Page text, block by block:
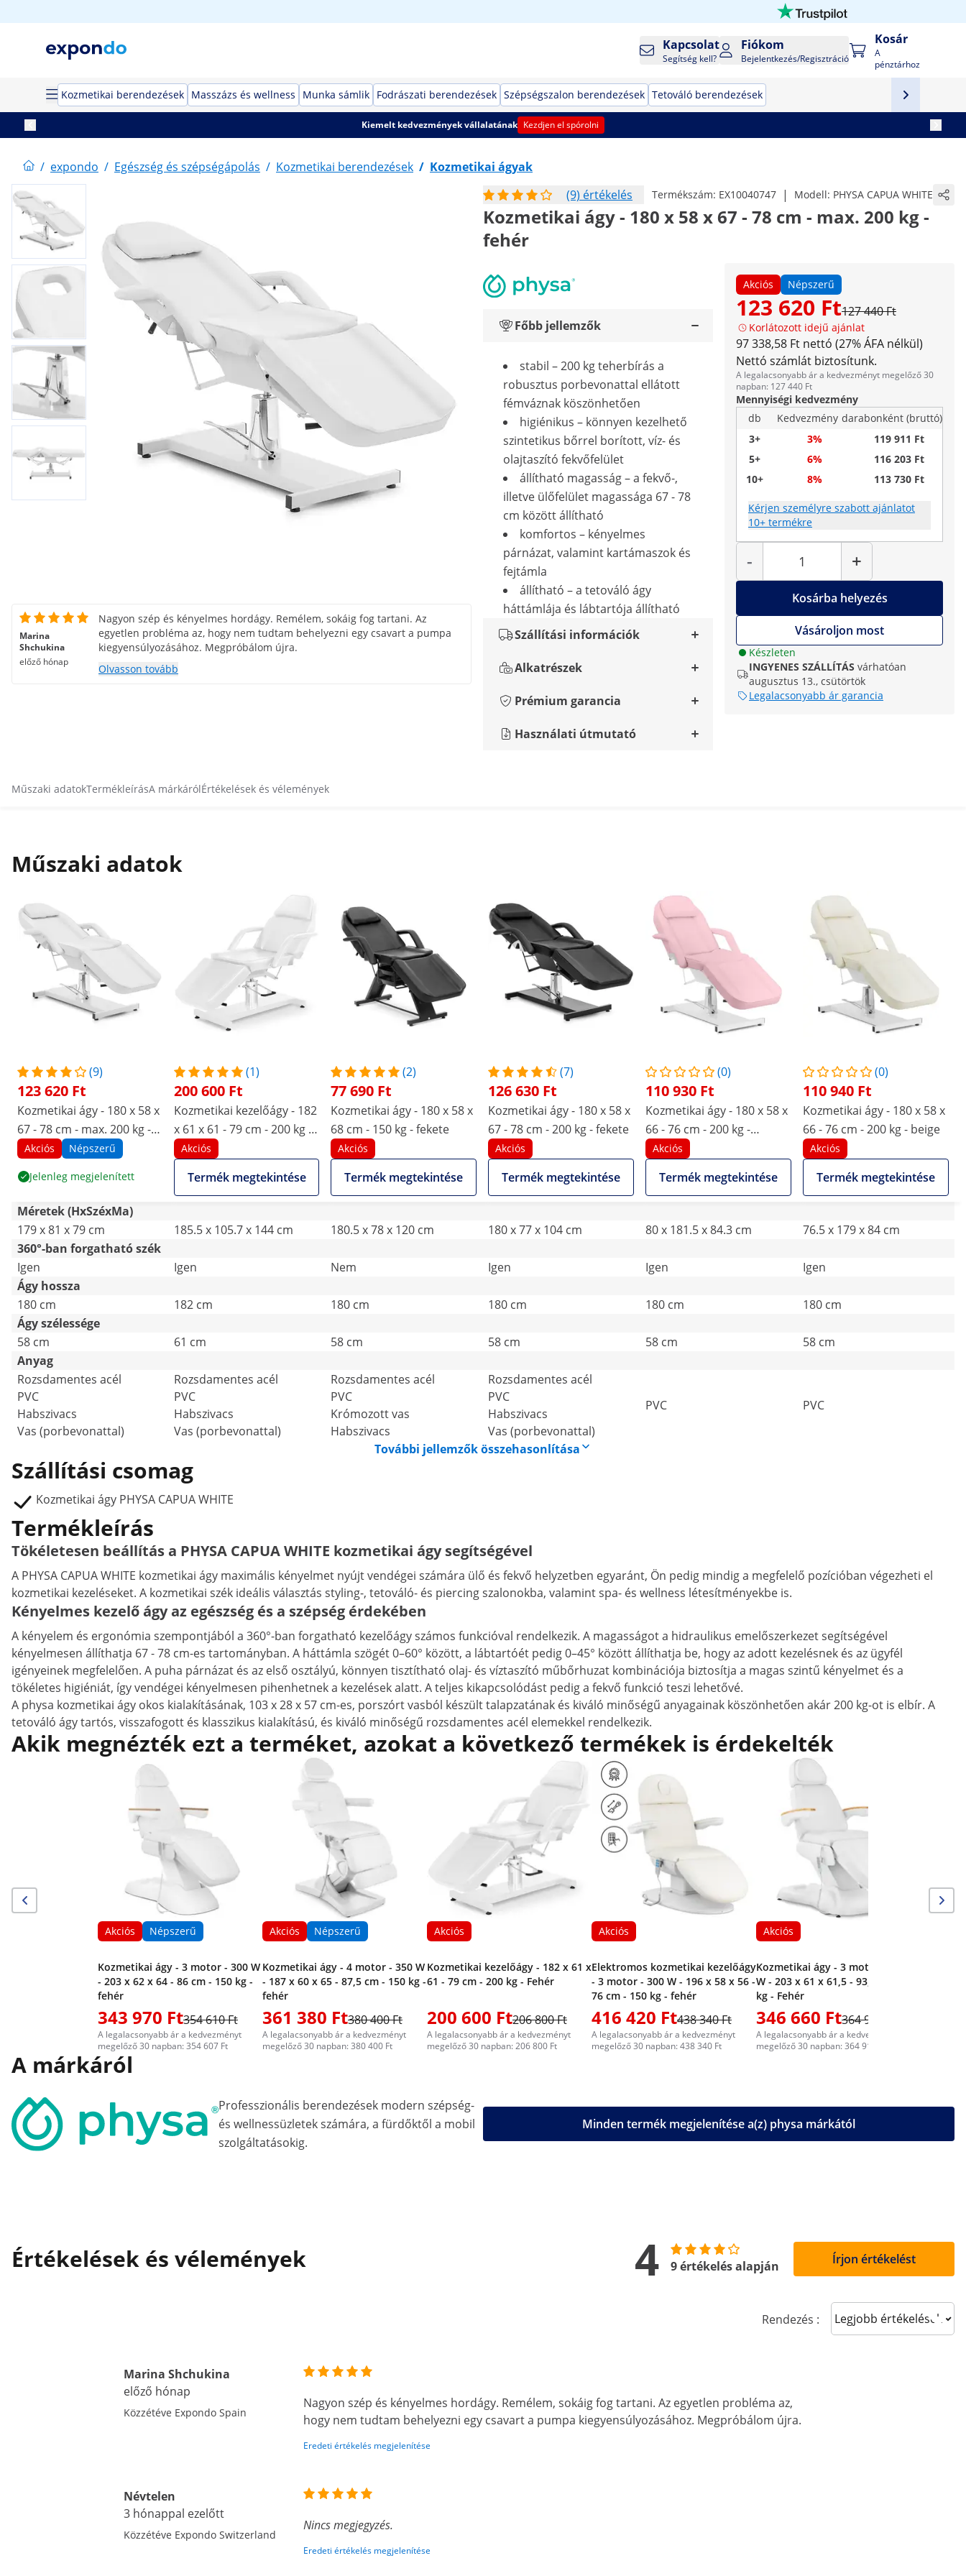
Kapcsolat
Segítség kell?
Fiókom
Bejelentkezés/Regisztráció
Kosár
A
pénztárhoz
Kozmetikai berendezések Masszázs és wellness Munka sámlik Fodrászati berendezések Szépségszalon berendezések Tetováló berendezések
Kiemelt kedvezmények vállalatának Kezdjen el spórolni
/ expondo / Egészség és szépségápolás / Kozmetikai berendezések / Kozmetikai ágyak
(9) értékelés
Termékszám: EX10040747 | Modell: PHYSA CAPUA WHITE
Kozmetikai ágy - 180 x 58 x 67 - 78 cm - max. 200 kg -
fehér
Akciós Népszerű
123 620 Ft127 440 Ft
Korlátozott idejű ajánlat
97 338,58 Ft nettó (27% ÁFA nélkül)
Nettó számlát biztosítunk.
A legalacsonyabb ár a kedvezményt megelőző 30
napban: 127 440 Ft
Mennyiségi kedvezmény
db
Kedvezmény darabonként (bruttó)
3+
3%
119 911 Ft
5+
6%
116 203 Ft
10+
8% 113 730 Ft
Kérjen személyre szabott ajánlatot
10+ termékre
-
Mennyiség
+
Kosárba helyezés
Vásároljon most
Készleten
INGYENES SZÁLLÍTÁS várhatóan
augusztus 13., csütörtök
Legalacsonyabb ár garancia
Főbb jellemzők
stabil – 200 kg teherbírás a
robusztus porbevonattal ellátott
fémváznak köszönhetően
higiénikus – könnyen kezelhető
szintetikus bőrrel borított, víz- és
olajtaszító fekvőfelület
állítható magasság – a fekvő-,
illetve ülőfelület magassága 67 - 78
cm között állítható
komfortos – kényelmes
párnázat, valamint kartámaszok és
fejtámla
állítható – a tetováló ágy
háttámlája és lábtartója állítható
Szállítási információk
Alkatrészek
Prémium garancia
Használati útmutató
Marina
Shchukina
előző hónap
Nagyon szép és kényelmes hordágy. Remélem, sokáig fog tartani. Az
egyetlen probléma az, hogy nem tudtam behelyezni egy csavart a pumpa
kiegyensúlyozásához. Megpróbálom újra.
Olvasson tovább
Műszaki adatokTermékleírásA márkárólÉrtékelések és vélemények
Műszaki adatok
(9)
123 620 Ft
Kozmetikai ágy - 180 x 58 x
67 - 78 cm - max. 200 kg -
fehér
Akciós Népszerű
Jelenleg megjelenített
(1)
200 600 Ft
Kozmetikai kezelőágy - 182
x 61 x 61 - 79 cm - 200 kg -
Fehér
Akciós
Termék megtekintése
(2)
77 690 Ft
Kozmetikai ágy - 180 x 58 x
68 cm - 150 kg - fekete
Akciós
Termék megtekintése
(7)
126 630 Ft
Kozmetikai ágy - 180 x 58 x
67 - 78 cm - 200 kg - fekete
Akciós
Termék megtekintése
(0)
110 930 Ft
Kozmetikai ágy - 180 x 58 x
66 - 76 cm - 200 kg -
rózsaszín
Akciós
Termék megtekintése
(0)
110 940 Ft
Kozmetikai ágy - 180 x 58 x
66 - 76 cm - 200 kg - beige
Akciós
Termék megtekintése
Méretek (HxSzéxMa)
179 x 81 x 79 cm
185.5 x 105.7 x 144 cm 180.5 x 78 x 120 cm 180 x 77 x 104 cm 80 x 181.5 x 84.3 cm
76.5 x 179 x 84 cm
360°-ban forgatható szék
Igen
Igen Nem Igen Igen
Igen
Ágy hossza
180 cm
182 cm 180 cm 180 cm 180 cm
180 cm
Ágy szélessége
58 cm
61 cm 58 cm 58 cm 58 cm
58 cm
Anyag
Rozsdamentes acél
PVC
Habszivacs
Vas (porbevonattal)
Rozsdamentes acél
PVC
Habszivacs
Vas (porbevonattal)
Rozsdamentes acél
PVC
Krómozott vas
Habszivacs
Rozsdamentes acél
PVC
Habszivacs
Vas (porbevonattal)
PVC PVC
További jellemzők összehasonlítása
Szállítási csomag
Kozmetikai ágy PHYSA CAPUA WHITE
Termékleírás
Tökéletesen beállítás a PHYSA CAPUA WHITE kozmetikai ágy segítségével
A PHYSA CAPUA WHITE kozmetikai ágy maximális kényelmet nyújt vendégei számára ülő és fekvő helyzetben egyaránt, Ön pedig mindig a megfelelő pozícióban végezheti el
kozmetikai kezeléseket. A kozmetikai szék ideális választás styling-, tetováló- és piercing szalonokba, valamint spa- és wellness létesítményekbe is.
Kényelmes kezelő ágy az egészség és a szépség érdekében
A kényelem és ergonómia szempontjából a 360°-ban forgatható kezelőágy számos funkcióval rendelkezik. A magasságot a hidraulikus emelőszerkezet segítségével
kényelmesen állíthatja 67 - 78 cm-es tartományban. A háttámla szögét 0–60° között, a lábtartóét pedig 0–45° között állíthatja be, hogy az adott kezelésnek és az ügyfél
igényeinek megfelelően. A puha párnázat és az első osztályú, könnyen tisztítható olaj- és víztaszító műbőrhuzat kombinációja biztosítja a magas szintű kényelmet és a
tökéletes higiéniát, így vendégei kényelmesen pihenhetnek a kezelések alatt. A teljes kikapcsolódást pedig a fekvő funkció teszi lehetővé.
A physa kozmetikai ágy okos kialakításának, 103 x 28 x 57 cm-es, porszórt vasból készült talapzatának és kiváló minőségű anyagainak köszönhetően akár 200 kg-ot is elbír. A
tetováló ágy tartós, visszafogott és klasszikus kialakítású, és kiváló minőségű rozsdamentes acél elemekkel rendelkezik.
Akik megnézték ezt a terméket, azokat a következő termékek is érdekelték
Akciós Népszerű
Kozmetikai ágy - 3 motor - 300 W
- 203 x 62 x 64 - 86 cm - 150 kg -
fehér
343 970 Ft354 610 Ft
A legalacsonyabb ár a kedvezményt
megelőző 30 napban: 354 607 Ft
Akciós Népszerű
Kozmetikai ágy - 4 motor - 350 W
- 187 x 60 x 65 - 87,5 cm - 150 kg -
fehér
361 380 Ft380 400 Ft
A legalacsonyabb ár a kedvezményt
megelőző 30 napban: 380 400 Ft
Akciós
Kozmetikai kezelőágy - 182 x 61 x
61 - 79 cm - 200 kg - Fehér
200 600 Ft206 800 Ft
A legalacsonyabb ár a kedvezményt
megelőző 30 napban: 206 800 Ft
Akciós
Elektromos kozmetikai kezelőágy
- 3 motor - 300 W - 196 x 58 x 56 -
76 cm - 150 kg - fehér
416 420 Ft438 340 Ft
A legalacsonyabb ár a kedvezményt
megelőző 30 napban: 438 340 Ft
Akciós
Kozmetikai ágy - 3 motoros - 300
W - 203 x 61 x 61,5 - 93,5 cm - 150
kg - Fehér
346 660 Ft364 910 Ft
A legalacsonyabb ár a kedvezményt
megelőző 30 napban: 364 910 Ft
A márkáról
Professzionális berendezések modern szépség-
és wellnessüzletek számára, a fürdőktől a mobil
szolgáltatásokig.
Minden termék megjelenítése a(z) physa márkától
Értékelések és vélemények 4 9 értékelés alapján Írjon értékelést
Rendezés : Sort reviews
Marina Shchukina
előző hónap
Közzétéve Expondo Spain
Nagyon szép és kényelmes hordágy. Remélem, sokáig fog tartani. Az egyetlen probléma az,
hogy nem tudtam behelyezni egy csavart a pumpa kiegyensúlyozásához. Megpróbálom újra.
Eredeti értékelés megjelenítése
Névtelen
3 hónappal ezelőtt
Közzétéve Expondo Switzerland
Nincs megjegyzés.
Eredeti értékelés megjelenítése